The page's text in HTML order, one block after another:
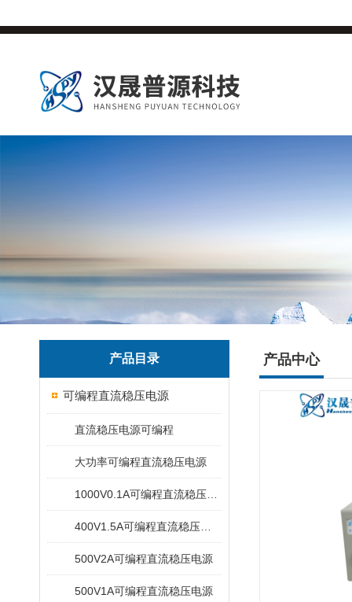
产品目录
可编程直流稳压电源
直流稳压电源可编程
大功率可编程直流稳压电源
500V2A可编程直流稳压电源
500V1A可编程直流稳压电源
产品中心